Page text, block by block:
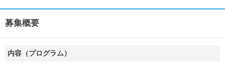
募集概要
内容（プログラム）